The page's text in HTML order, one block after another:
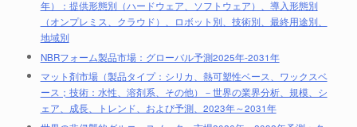
年）：提供形態別（ハードウェア、ソフトウェア）、導入形態別
（オンプレミス、クラウド）、ロボット別、技術別、最終用途別、
地域別
NBRフォーム製品市場：グローバル予測2025年-2031年
マット剤市場（製品タイプ：シリカ、熱可塑性ベース、ワックスベ
ース；技術：水性、溶剤系、その他）－世界の業界分析、規模、シ
ェア、成長、トレンド、および予測、2023年～2031年